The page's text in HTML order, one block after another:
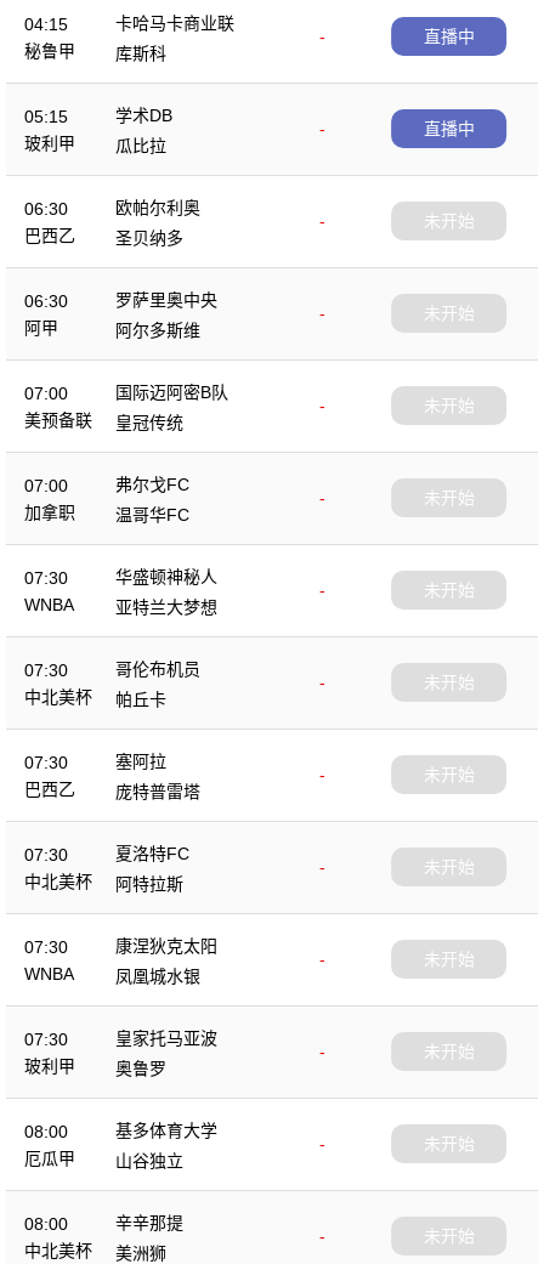
04:15
秘鲁甲
卡哈马卡商业联
-
库斯科
直播中
05:15
玻利甲
学术DB
-
瓜比拉
直播中
06:30
巴西乙
欧帕尔利奥
-
圣贝纳多
未开始
06:30
阿甲
罗萨里奥中央
-
阿尔多斯维
未开始
07:00
美预备联
国际迈阿密B队
-
皇冠传统
未开始
07:00
加拿职
弗尔戈FC
-
温哥华FC
未开始
07:30
WNBA
华盛顿神秘人
-
亚特兰大梦想
未开始
07:30
中北美杯
哥伦布机员
-
帕丘卡
未开始
07:30
巴西乙
塞阿拉
-
庞特普雷塔
未开始
07:30
中北美杯
夏洛特FC
-
阿特拉斯
未开始
07:30
WNBA
康涅狄克太阳
-
凤凰城水银
未开始
07:30
玻利甲
皇家托马亚波
-
奥鲁罗
未开始
08:00
厄瓜甲
基多体育大学
-
山谷独立
未开始
08:00
中北美杯
辛辛那提
-
美洲狮
未开始